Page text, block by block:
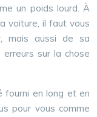
un poids lourd. À
voiture, il faut vous
mais aussi de sa
sur la chose
fourni en long et en
pour vous comme